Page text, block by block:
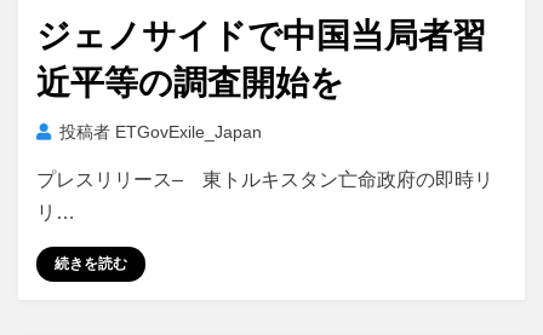
日:
ジェノサイドで中国当局者習
近平等の調査開始を
投稿者 ETGovExile_Japan
プレスリリース– 東トルキスタン亡命政府の即時リ
リ…
続きを読む